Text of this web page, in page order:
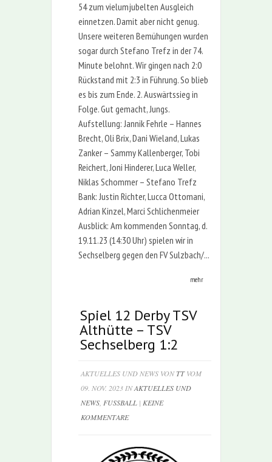
54 zum vielumjubelten Ausgleich
einnetzen. Damit aber nicht genug.
Unsere weiteren Bemühungen wurden
sogar durch Stefano Trefz in der 74.
Minute belohnt. Wir gingen nach 2:0
Rückstand mit 2:3 in Führung. So blieb
es bis zum Ende. 2. Auswärtssieg in
Folge. Gut gemacht, Jungs.
Aufstellung: Jannik Fehrle – Hannes
Brecht, Oli Brix, Dani Wieland, Lukas
Zanker – Sammy Kallenberger, Tobi
Reichert, Joni Hinderer, Luca Weller,
Niklas Schommer – Stefano Trefz
Bank: Justin Richter, Lucca Ottomani,
Adrian Kinzel, Marci Schlichenmeier
Ausblick: Am kommenden Sonntag, d.
19.11.23 (14:30 Uhr) spielen wir in
Sechselberg gegen den FV Sulzbach/...
mehr
Spiel 12 Derby TSV
Althütte – TSV
Sechselberg 1:2
AKTUELLES UND NEWS VONTTVOM
09. NOV. 2023 INAKTUELLES UND
NEWS FUSSBALL | KEINE
KOMMENTARE